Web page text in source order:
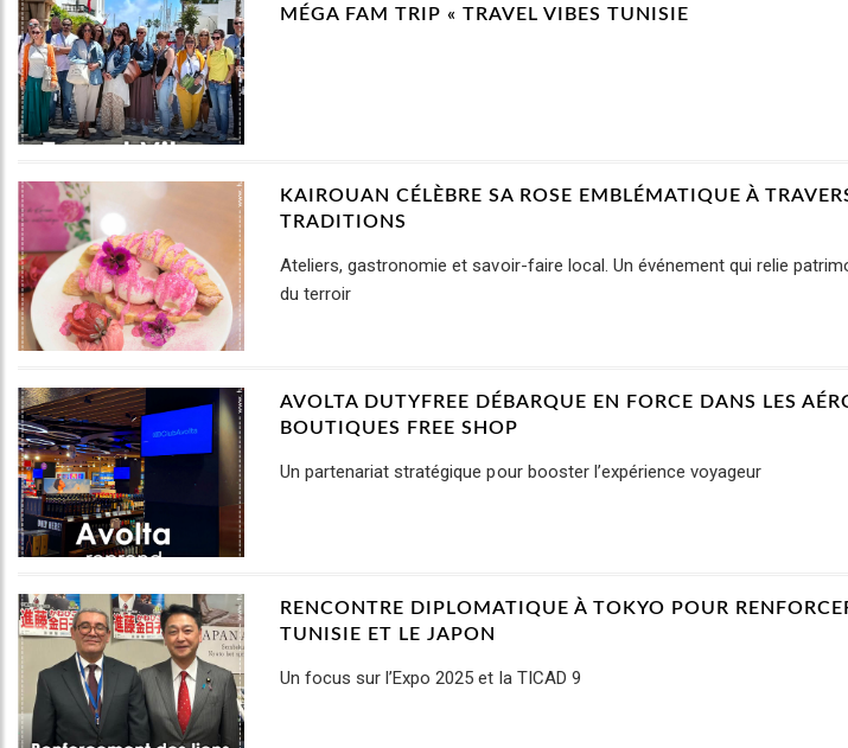
MÉGA FAM TRIP « TRAVEL VIBES TUNISIE
KAIROUAN CÉLÈBRE SA ROSE EMBLÉMATIQUE À
TRADITIONS
Ateliers, gastronomie et savoir-faire local. Un événement qui relie
du terroir
AVOLTA DUTYFREE DÉBARQUE EN FORCE DANS LES
BOUTIQUES FREE SHOP
Un partenariat stratégique pour booster l’expérience voyageur
RENCONTRE DIPLOMATIQUE À TOKYO POUR
TUNISIE ET LE JAPON
Un focus sur l’Expo 2025 et la TICAD 9